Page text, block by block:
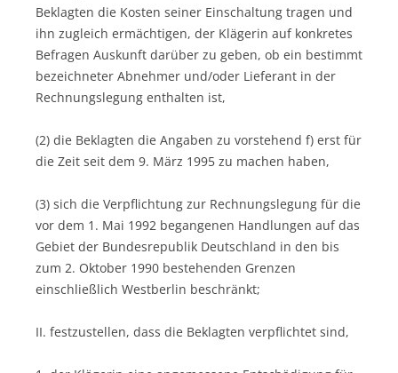
Beklagten die Kosten seiner Einschaltung tragen und
ihn zugleich ermächtigen, der Klägerin auf konkretes
Befragen Auskunft darüber zu geben, ob ein bestimmt
bezeichneter Abnehmer und/oder Lieferant in der
Rechnungslegung enthalten ist,
(2) die Beklagten die Angaben zu vorstehend f) erst für
die Zeit seit dem 9. März 1995 zu machen haben,
(3) sich die Verpflichtung zur Rechnungslegung für die
vor dem 1. Mai 1992 begangenen Handlungen auf das
Gebiet der Bundesrepublik Deutschland in den bis
zum 2. Oktober 1990 bestehenden Grenzen
einschließlich Westberlin beschränkt;
II. festzustellen, dass die Beklagten verpflichtet sind,